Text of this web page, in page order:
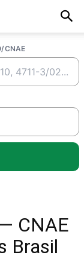
CNAE
CNAE
Brasil